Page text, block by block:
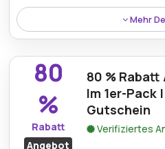
Mehr
Profitieren Sie von
hochwertige Herren-
direct.de.
80
%
Rabatt
Angebot
80 %
Im 1er-Pack
Gutschein
Verifiziertes